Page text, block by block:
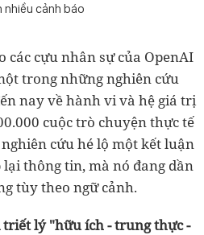
cảnh báo
các cựu nhân sự của OpenAI
trong những nghiên cứu
nay về hành vi và hệ giá trị
cuộc trò chuyện thực tế
cứu hé lộ một kết luận
thông tin, mà nó đang dần
tùy theo ngữ cảnh.
triết lý "hữu ích - trung thực -